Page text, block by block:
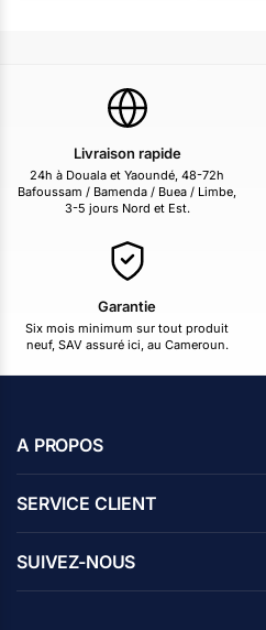
Livraison rapide
24h à Douala et Yaoundé, 48-72h
Bafoussam / Bamenda / Buea / Limbe,
3-5 jours Nord et Est.
Garantie
Six mois minimum sur tout produit
neuf, SAV assuré ici, au Cameroun.
A PROPOS
Carrières
Contactez nous
SERVICE CLIENT
Blog
SUIVEZ-NOUS